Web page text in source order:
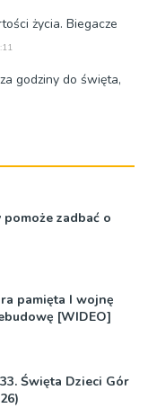
życia. Biegacze
godziny do święta,
zadbać o
pamięta I wojnę
[WIDEO]
Święta Dzieci Gór